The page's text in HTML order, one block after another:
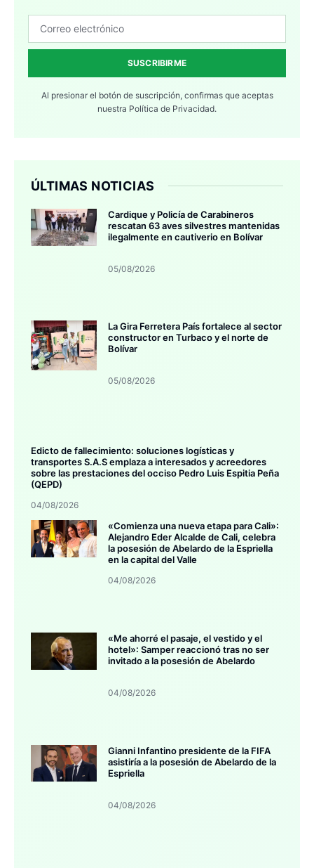
SUSCRIBIRME
Al presionar el botón de suscripción, confirmas que aceptas
nuestra Política de Privacidad.
ÚLTIMAS NOTICIAS
Cardique y Policía de Carabineros
rescatan 63 aves silvestres mantenidas
ilegalmente en cautiverio en Bolívar
05/08/2026
La Gira Ferretera País fortalece al sector
constructor en Turbaco y el norte de
Bolívar
05/08/2026
Edicto de fallecimiento: soluciones logísticas y
transportes S.A.S emplaza a interesados y acreedores
sobre las prestaciones del occiso Pedro Luis Espitia Peña
(QEPD)
04/08/2026
«Comienza una nueva etapa para Cali»:
Alejandro Eder Alcalde de Cali, celebra
la posesión de Abelardo de la Espriella
en la capital del Valle
04/08/2026
«Me ahorré el pasaje, el vestido y el
hotel»: Samper reaccionó tras no ser
invitado a la posesión de Abelardo
04/08/2026
Gianni Infantino presidente de la FIFA
asistiría a la posesión de Abelardo de la
Espriella
04/08/2026